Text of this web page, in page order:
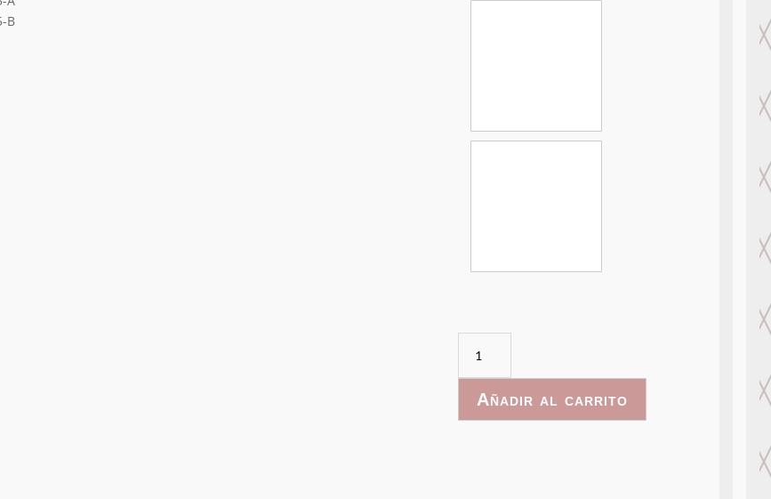
005
cantidad
Añadir al carrito